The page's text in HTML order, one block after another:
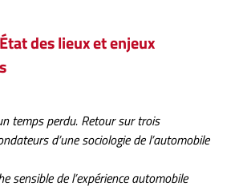
des lieux et enjeux
temps perdu. Retour sur trois
d’une sociologie de l’automobile
sensible de l’expérience automobile